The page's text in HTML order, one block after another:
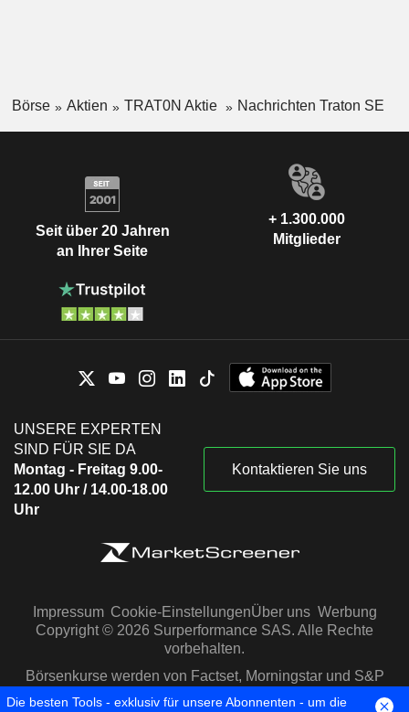
Börse Aktien TRAT0N Aktie Nachrichten Traton SE
Seit über 20 Jahren
an Ihrer Seite
+ 1.300.000
Mitglieder
UNSERE EXPERTEN
SIND FÜR SIE DA
Montag - Freitag 9.00-
12.00 Uhr / 14.00-18.00
Uhr
Kontaktieren Sie uns
Impressum Cookie-EinstellungenÜber uns Werbung
Copyright © 2026 Surperformance SAS. Alle Rechte
vorbehalten.
Börsenkurse werden von Factset, Morningstar und S&P
Capital IQ zur Verfügung gestellt
Die besten Tools - exklusiv für unsere Abonnenten - um die